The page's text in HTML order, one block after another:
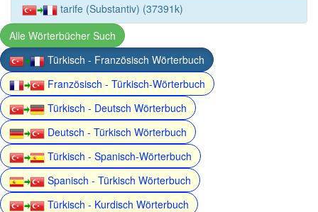
tarife (Substantiv) (37391k)
Alle Wörterbücher Such
Türkisch - Französisch Wörterbuch
Französisch - Türkisch-Wörterbuch
Türkisch - Deutsch Wörterbuch
Deutsch - Türkisch Wörterbuch
Türkisch - Spanisch-Wörterbuch
Spanisch - Türkisch Wörterbuch
Türkisch - Kurdisch Wörterbuch